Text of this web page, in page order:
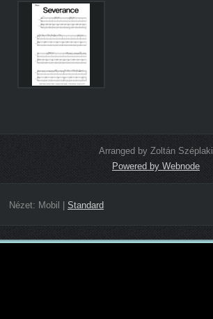
Arranged by Zoltán Széplaki
Powered by Webnode
Nézet: Mobil | Standard